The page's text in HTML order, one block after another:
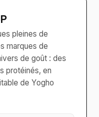
pleines de
marques de
de goût : des
protéinés, en
de Yogho